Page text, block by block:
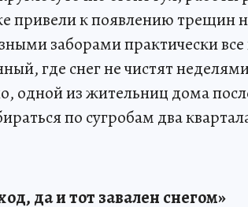
привели к появлению трещин
заборами практически
где снег не чистят
одной из жительниц дома
по сугробам два
да и тот завален снегом»